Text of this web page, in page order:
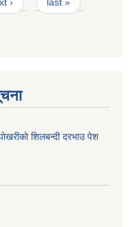
शिलबन्दी दरभाउ पेश